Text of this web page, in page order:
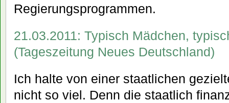
Regierungsprogrammen.
21.03.2011: Typisch Mädchen,
(Tageszeitung Neues Deutschland)
Ich halte von einer staatlichen
nicht so viel. Denn die staatlich